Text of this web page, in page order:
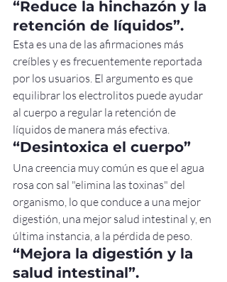
“Reduce la hinchazón y la
retención de líquidos”.
Esta es una de las afirmaciones más
creíbles y es frecuentemente reportada
por los usuarios. El argumento es que
equilibrar los electrolitos puede ayudar
al cuerpo a regular la retención de
líquidos de manera más efectiva.
“Desintoxica el cuerpo”
Una creencia muy común es que el agua
rosa con sal "elimina las toxinas" del
organismo, lo que conduce a una mejor
digestión, una mejor salud intestinal y, en
última instancia, a la pérdida de peso.
“Mejora la digestión y la
salud intestinal”.